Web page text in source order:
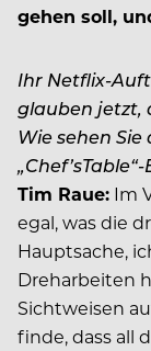
gehen soll,
Ihr Netflix-
glauben jetzt,
Wie sehen
Tim Raue: Im
egal, was die
Hauptsache,
Dreharbeiten
Sichtweisen
finde, dass all